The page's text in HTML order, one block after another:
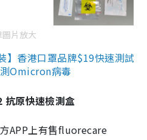
圖片放大
】香港口罩品牌$19快速測試
Omicron病毒
原快速檢測盒
APP上有售fluorecare